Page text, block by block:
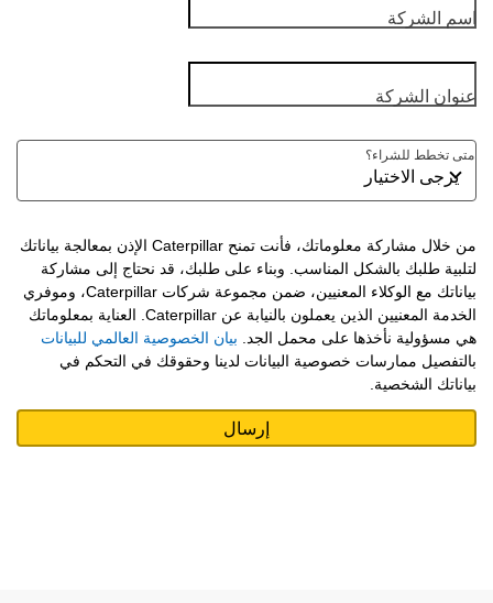
اسم الشركة
عنوان الشركة
متى تخطط للشراء؟
من خلال مشاركة معلوماتك، فأنت تمنح Caterpillar الإذن بمعالجة بياناتك
لتلبية طلبك بالشكل المناسب. وبناء على طلبك، قد نحتاج إلى مشاركة
بياناتك مع الوكلاء المعنيين، ضمن مجموعة شركات Caterpillar، وموفري
الخدمة المعنيين الذين يعملون بالنيابة عن Caterpillar. العناية بمعلوماتك
هي مسؤولية نأخذها على محمل الجد. بيان الخصوصية العالمي للبيانات
بالتفصيل ممارسات خصوصية البيانات لدينا وحقوقك في التحكم في
بياناتك الشخصية.